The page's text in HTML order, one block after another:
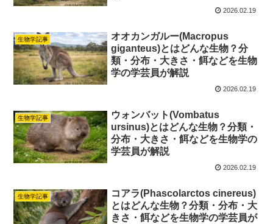
2026.02.19
生物学記事
オオカンガルー(Macropus
giganteus)とはどんな生物？分
類・分布・大きさ・餌などを生物
学の学芸員が解説
2026.02.19
生物学記事
ウォンバット(Vombatus
ursinus)とはどんな生物？分類・
分布・大きさ・餌などを生物学の
学芸員が解説
2026.02.19
生物学記事
コアラ(Phascolarctos cinereus)
とはどんな生物？分類・分布・大
きさ・餌などを生物学の学芸員が